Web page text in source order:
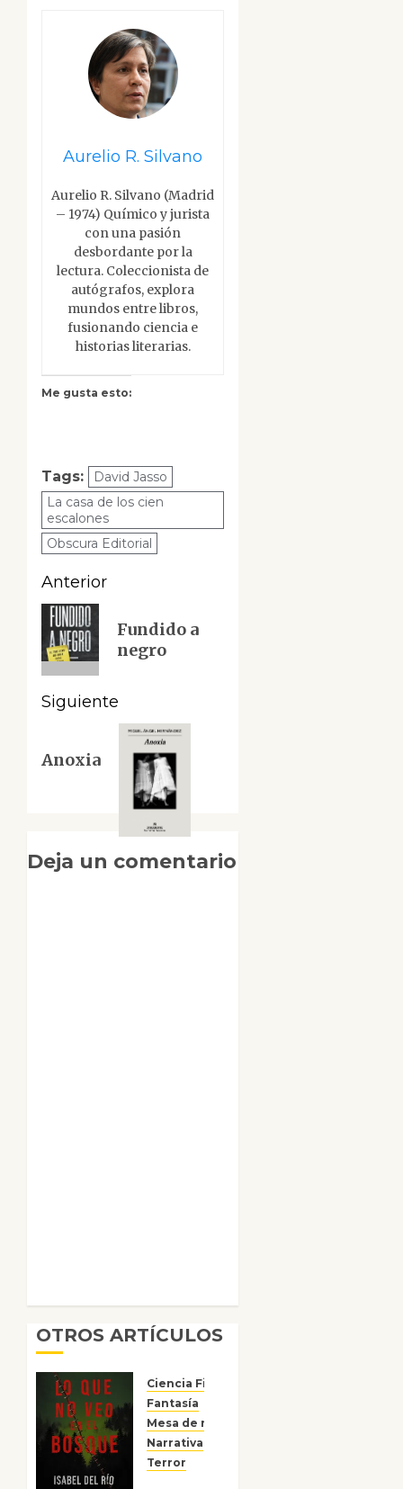
Aurelio R. Silvano
Aurelio R. Silvano (Madrid
– 1974) Químico y jurista
con una pasión
desbordante por la
lectura. Coleccionista de
autógrafos, explora
mundos entre libros,
fusionando ciencia e
historias literarias.
Me gusta esto:
Tags:
David Jasso
La casa de los cien
escalones
Obscura Editorial
Navegación
de
entradas
Anterior
Entrada
anterior:
Fundido a
negro
Siguiente
entrada:
Anoxia
Deja un comentario
OTROS ARTÍCULOS
Ciencia Ficción
Fantasía
Mesa de novedades
Narrativa
Terror